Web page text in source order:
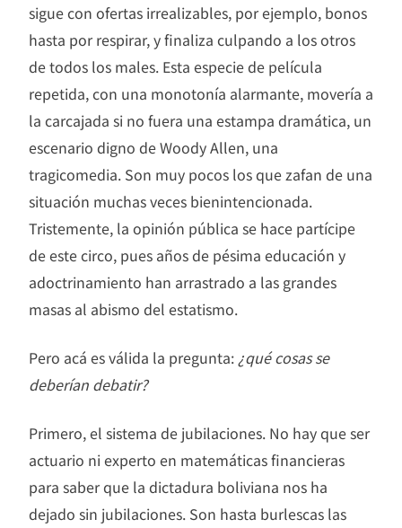
sigue con ofertas irrealizables, por ejemplo, bonos
hasta por respirar, y finaliza culpando a los otros
de todos los males. Esta especie de película
repetida, con una monotonía alarmante, movería a
la carcajada si no fuera una estampa dramática, un
escenario digno de Woody Allen, una
tragicomedia. Son muy pocos los que zafan de una
situación muchas veces bienintencionada.
Tristemente, la opinión pública se hace partícipe
de este circo, pues años de pésima educación y
adoctrinamiento han arrastrado a las grandes
masas al abismo del estatismo.
Pero acá es válida la pregunta: ¿qué cosas se
deberían debatir?
Primero, el sistema de jubilaciones. No hay que ser
actuario ni experto en matemáticas financieras
para saber que la dictadura boliviana nos ha
dejado sin jubilaciones. Son hasta burlescas las